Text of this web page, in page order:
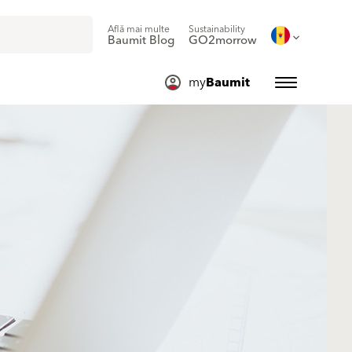
Află mai multe
Baumit Blog
Sustainability
GO2morrow
myBaumit